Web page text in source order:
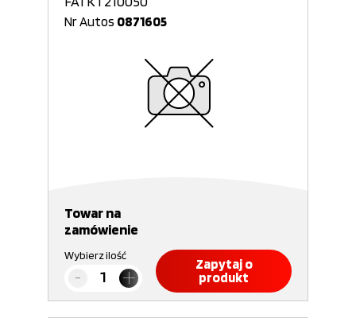
Nr Autos 0871605
Towar na
zamówienie
Wybierz ilość
Zapytaj o
produkt